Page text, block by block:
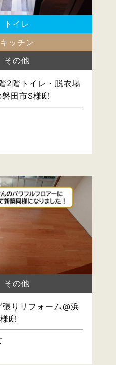
トイレ
キッチン
その他
2階トイレ・脱衣場
田市S様邸
その他
りリフォーム@浜
邸